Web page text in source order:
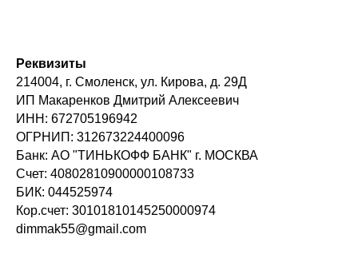
Реквизиты
214004, г. Смоленск, ул. Кирова, д. 29Д
ИП Макаренков Дмитрий Алексеевич
ИНН: 672705196942
ОГРНИП: 312673224400096
Банк: АО "ТИНЬКОФФ БАНК" г. МОСКВА
Счет: 40802810900000108733
БИК: 044525974
Кор.счет: 30101810145250000974
dimmak55@gmail.com